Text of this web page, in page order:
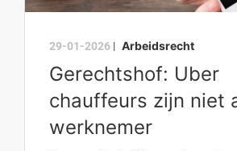
29-01-2026 | Arbeidsrecht
Gerechtshof: Uber
chauffeurs zijn niet
werknemer